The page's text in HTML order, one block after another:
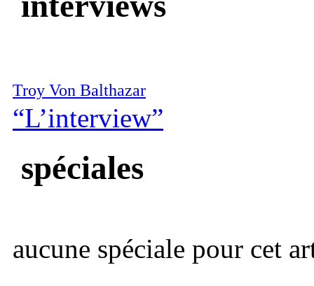
Troy Von Balthazar
“L’interview”
spéciales
aucune spéciale pour cet